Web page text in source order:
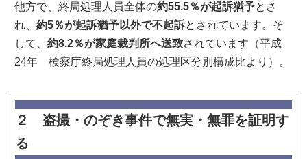
他方で、終局処理人員全体の約55.5％が起訴猶予とさ
れ、約5％が起訴猶予以外で不起訴とされています。そ
して、約8.2％が家庭裁判所へ送致されています（平成
24年 検察庁終局処理人員の処理区分別構成比より）。
２ 盗撮・のぞき事件で無実・無罪を証明す
る